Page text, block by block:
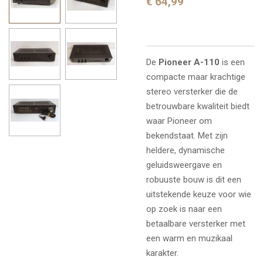
De Pioneer A-110 is een
compacte maar krachtige
stereo versterker die de
betrouwbare kwaliteit biedt
waar Pioneer om
bekendstaat. Met zijn
heldere, dynamische
geluidsweergave en
robuuste bouw is dit een
uitstekende keuze voor wie
op zoek is naar een
betaalbare versterker met
een warm en muzikaal
karakter.